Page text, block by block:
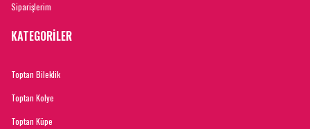
Siparişlerim
KATEGORİLER
Toptan Bileklik
Toptan Kolye
Toptan Küpe